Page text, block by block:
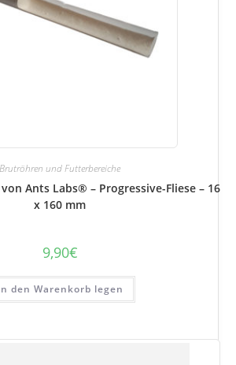
Brutröhren und Futterbereiche
Ants Labs® – Progressive-Fliese – 16
x 160 mm
9,90€
den Warenkorb legen